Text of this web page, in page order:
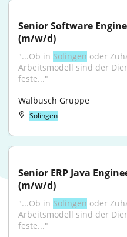
Senior Software
(m/w/d)
"...Ob in Solingen oder
Arbeitsmodell sind der
feste..."
Walbusch Gruppe
Solingen
Senior ERP Java
(m/w/d)
"...Ob in Solingen oder
Arbeitsmodell sind der
feste..."